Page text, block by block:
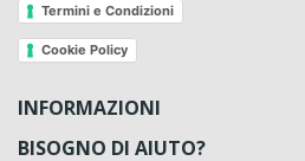
Termini e Condizioni
Cookie Policy
INFORMAZIONI
BISOGNO DI AIUTO?